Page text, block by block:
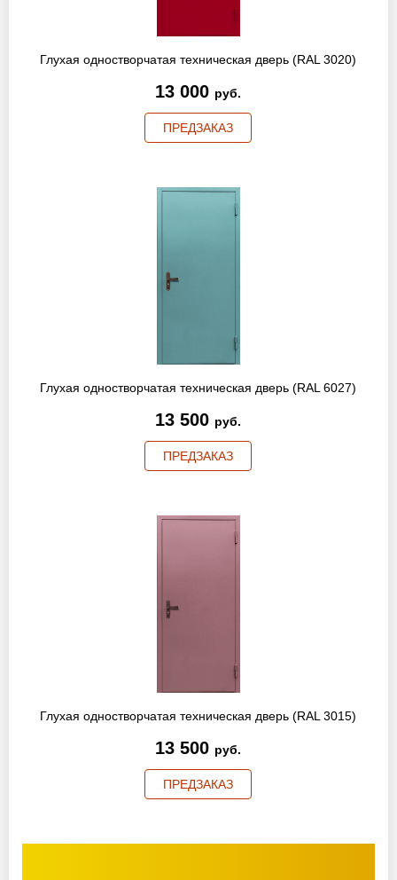
Глухая одностворчатая техническая дверь (RAL 3020)
13 000 руб.
ПРЕДЗАКАЗ
Глухая одностворчатая техническая дверь (RAL 6027)
13 500 руб.
ПРЕДЗАКАЗ
Глухая одностворчатая техническая дверь (RAL 3015)
13 500 руб.
ПРЕДЗАКАЗ